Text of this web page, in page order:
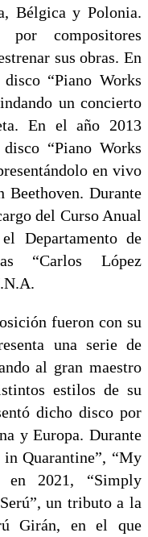
Bélgica y Polonia.
por compositores
sus obras. En
“Piano Works
un concierto
En el año 2013
“Piano Works
en vivo
Beethoven. Durante
del Curso Anual
Departamento de
“Carlos López
fueron con su
una serie de
al gran maestro
estilos de su
dicho disco por
y Europa. Durante
in Quarantine”, “My
en 2021, “Simply
un tributo a la
Girán, en el que